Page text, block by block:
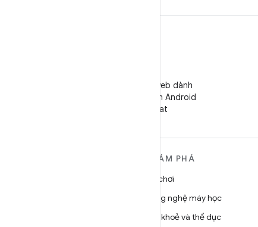
Theo dõi trang web dành
cho Nhà phát triển Android
trên WeChat
KHÁM PHÁ
Trò chơi
Công nghệ máy học
Sức khoẻ và thể dục